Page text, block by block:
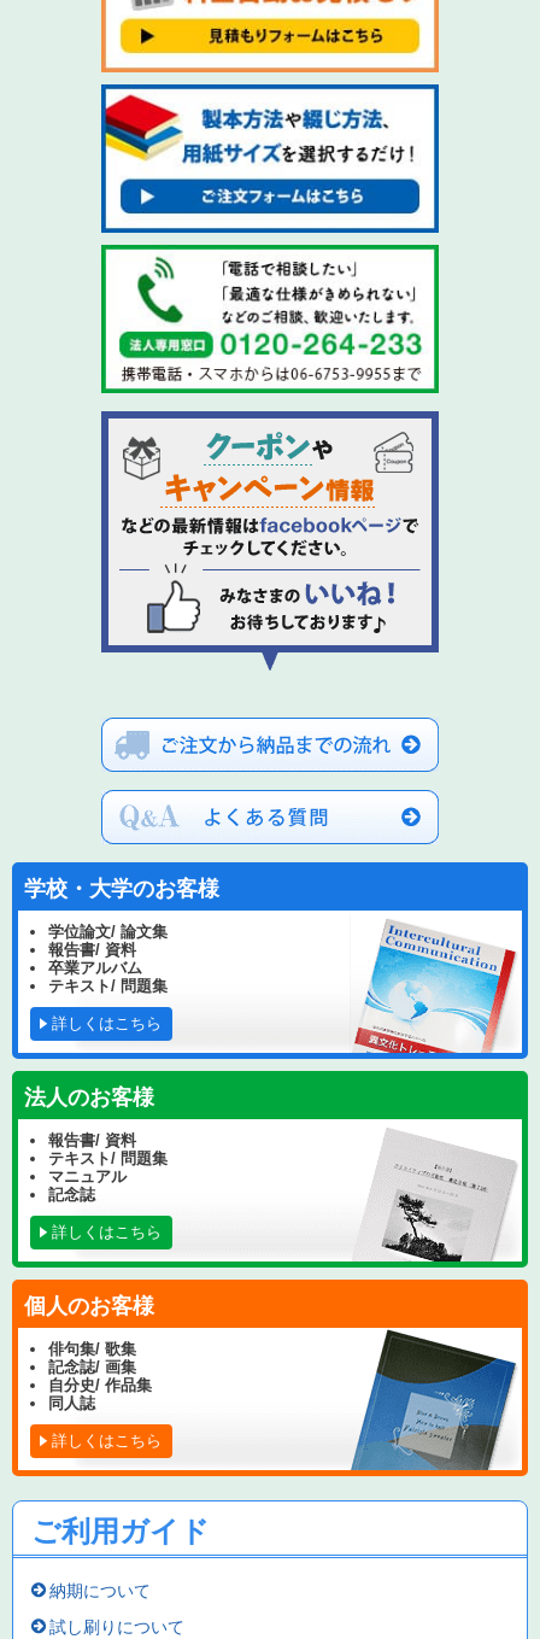
学校・大学のお客様
学位論文/ 論文集
報告書/ 資料
卒業アルバム
テキスト/ 問題集
詳しくはこちら
法人のお客様
報告書/ 資料
テキスト/ 問題集
マニュアル
記念誌
詳しくはこちら
個人のお客様
俳句集/ 歌集
記念誌/ 画集
自分史/ 作品集
同人誌
詳しくはこちら
ご利用ガイド
納期について
試し刷りについて